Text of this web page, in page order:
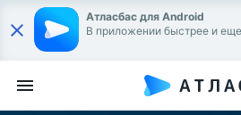
Атласбас для Android
В приложении быстрее и